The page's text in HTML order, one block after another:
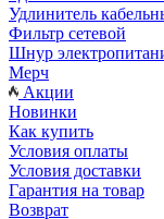
Удлинитель
Фильтр сетевой
Шнур
Мерч
Акции
Новинки
Как купить
Условия оплаты
Условия доставки
Гарантия на товар
Возврат